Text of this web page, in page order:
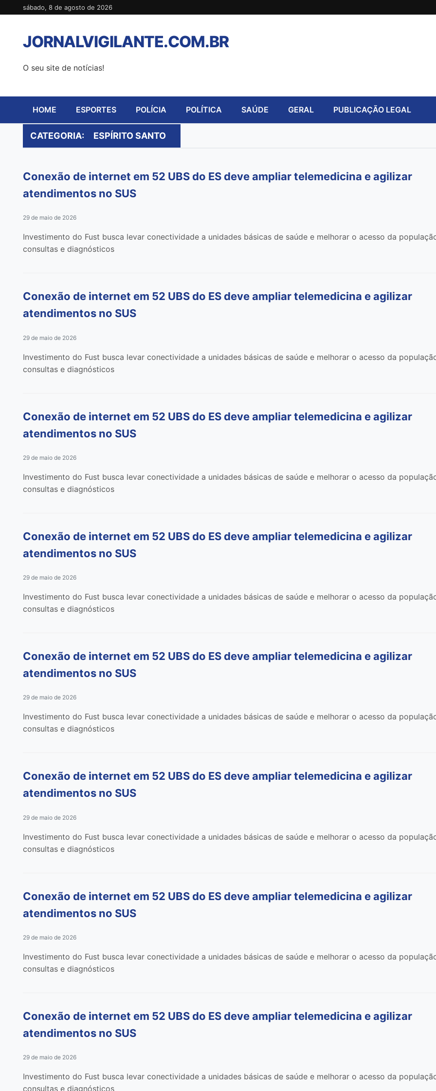
para
conteúdo
sábado, 8 de agosto de 2026
JORNALVIGILANTE.COM.BR
O seu site de notícias!
HOME ESPORTES POLÍCIA POLÍTICA SAÚDE GERAL PUBLICAÇÃO LEGAL
CATEGORIA: ESPÍRITO SANTO
Conexão de internet em 52 UBS do ES deve ampliar telemedicina e agilizar
atendimentos no SUS
29 de maio de 2026
Investimento do Fust busca levar conectividade a unidades básicas de saúde e melhorar o acesso da
consultas e diagnósticos
Conexão de internet em 52 UBS do ES deve ampliar telemedicina e agilizar
atendimentos no SUS
29 de maio de 2026
Investimento do Fust busca levar conectividade a unidades básicas de saúde e melhorar o acesso da
consultas e diagnósticos
Conexão de internet em 52 UBS do ES deve ampliar telemedicina e agilizar
atendimentos no SUS
29 de maio de 2026
Investimento do Fust busca levar conectividade a unidades básicas de saúde e melhorar o acesso da
consultas e diagnósticos
Conexão de internet em 52 UBS do ES deve ampliar telemedicina e agilizar
atendimentos no SUS
29 de maio de 2026
Investimento do Fust busca levar conectividade a unidades básicas de saúde e melhorar o acesso da
consultas e diagnósticos
Conexão de internet em 52 UBS do ES deve ampliar telemedicina e agilizar
atendimentos no SUS
29 de maio de 2026
Investimento do Fust busca levar conectividade a unidades básicas de saúde e melhorar o acesso da
consultas e diagnósticos
Conexão de internet em 52 UBS do ES deve ampliar telemedicina e agilizar
atendimentos no SUS
29 de maio de 2026
Investimento do Fust busca levar conectividade a unidades básicas de saúde e melhorar o acesso da
consultas e diagnósticos
Conexão de internet em 52 UBS do ES deve ampliar telemedicina e agilizar
atendimentos no SUS
29 de maio de 2026
Investimento do Fust busca levar conectividade a unidades básicas de saúde e melhorar o acesso da
consultas e diagnósticos
Conexão de internet em 52 UBS do ES deve ampliar telemedicina e agilizar
atendimentos no SUS
29 de maio de 2026
Investimento do Fust busca levar conectividade a unidades básicas de saúde e melhorar o acesso da
consultas e diagnósticos